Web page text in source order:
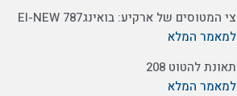
צי המטוסים של ארקיע: בואינג787 EI-NEW
למאמר המלא
תאונת להטוט 208
למאמר המלא